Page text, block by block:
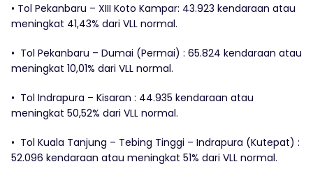
•⁠ Tol Pekanbaru – XIII Koto Kampar: 43.923 kendaraan atau
meningkat 41,43% dari VLL normal.
•⁠ ⁠Tol Pekanbaru – Dumai (Permai) : 65.824 kendaraan atau
meningkat 10,01% dari VLL normal.
• Tol Indrapura – Kisaran : 44.935 kendaraan atau
meningkat 50,52% dari VLL normal.
•⁠ ⁠Tol Kuala Tanjung – Tebing Tinggi – Indrapura (Kutepat) :
52.096 kendaraan atau meningkat 51% dari VLL normal.